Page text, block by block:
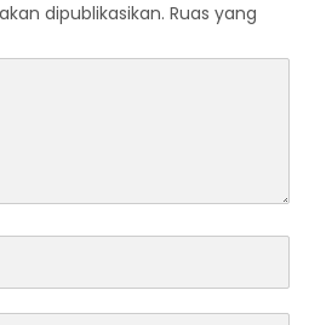
dipublikasikan. Ruas yang